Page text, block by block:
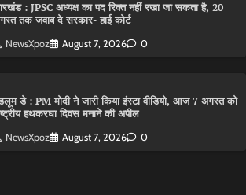
: JPSC अध्यक्ष का पद रिक्त नहीं रखा जा सकता है, 20
तक जवाब दे सरकार- हाई कोर्ट
NewsXpoz August 7, 2026 0
डे : PM मोदी ने जारी किया इंस्टा वीडियो, आज 7 अगस्त को
हथकरघा दिवस मनाने की अपील
NewsXpoz August 7, 2026 0